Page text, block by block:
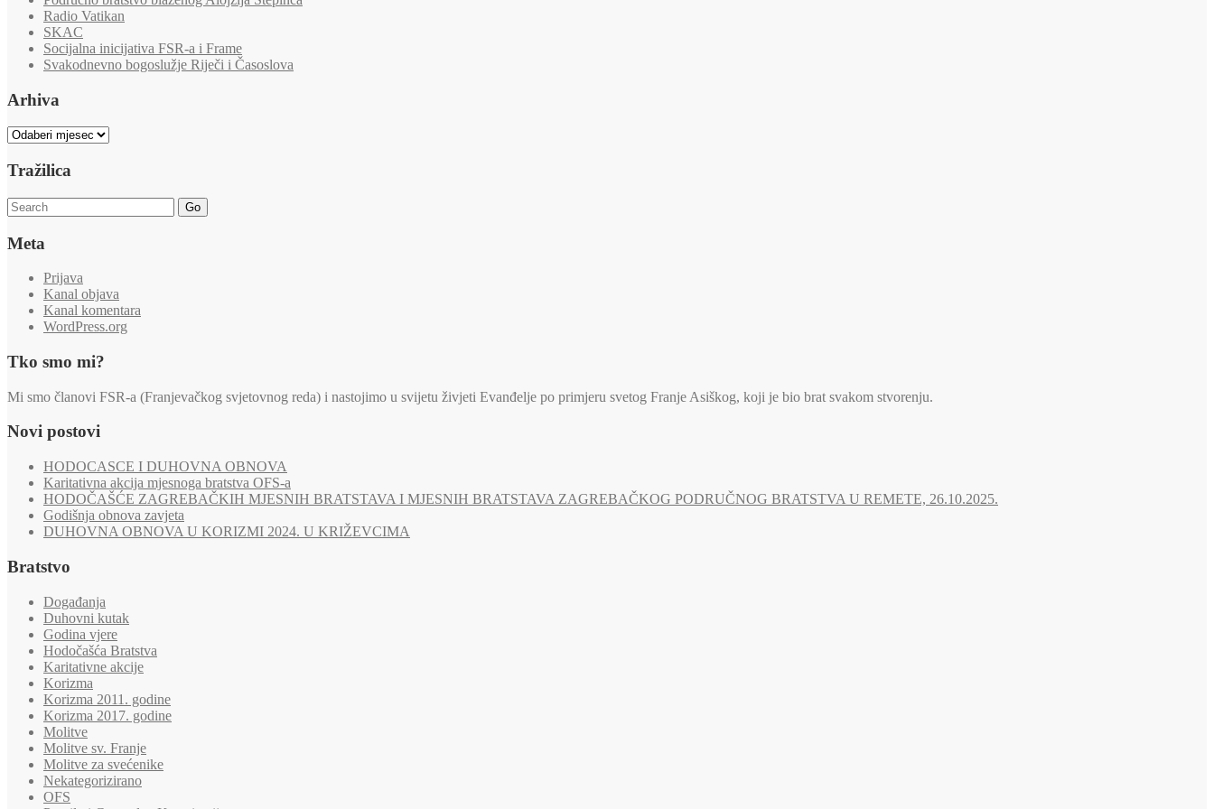
Radio Vatikan
SKAC
Socijalna inicijativa FSR-a i Frame
Svakodnevno bogoslužje Riječi i Časoslova
Arhiva
Arhiva
Tražilica
Go
Meta
Prijava
Kanal objava
Kanal komentara
WordPress.org
Tko smo mi?
Mi smo članovi FSR-a (Franjevačkog svjetovnog reda) i nastojimo u svijetu živjeti Evanđelje po primjeru svetog Franje Asiškog, koji je bio brat svakom stvorenju.
Novi postovi
HODOCASCE I DUHOVNA OBNOVA
Karitativna akcija mjesnoga bratstva OFS-a
HODOČAŠĆE ZAGREBAČKIH MJESNIH BRATSTAVA I MJESNIH BRATSTAVA ZAGREBAČKOG PODRUČNOG BRATSTVA U REMETE, 26.10.2025.
Godišnja obnova zavjeta
DUHOVNA OBNOVA U KORIZMI 2024. U KRIŽEVCIMA
Bratstvo
Događanja
Duhovni kutak
Godina vjere
Hodočašća Bratstva
Karitativne akcije
Korizma
Korizma 2011. godine
Korizma 2017. godine
Molitve
Molitve sv. Franje
Molitve za svećenike
Nekategorizirano
OFS